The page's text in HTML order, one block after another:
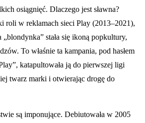
osiągnięć. Dlaczego jest sławna?
roli w reklamach sieci Play (2013–2021),
stała się ikoną popkultury,
To właśnie ta kampania, pod hasłem
katapultowała ją do pierwszej ligi
twarz marki i otwierając drogę do
są imponujące. Debiutowała w 2005